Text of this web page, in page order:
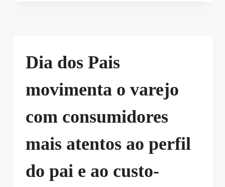
Dia dos Pais
movimenta o varejo
com consumidores
mais atentos ao perfil
do pai e ao custo-